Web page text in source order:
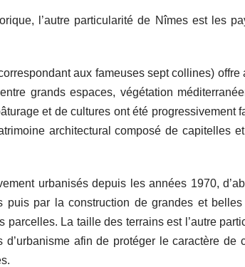
l’autre particularité de Nîmes est les
aux fameuses sept collines) offre
grands espaces, végétation
et de cultures ont été progressivement
architectural composé de capitelles
urbanisés depuis les années 1970,
puis par la construction de grandes et
parcelles. La taille des terrains est l’autre
d’urbanisme afin de protéger le caractère de